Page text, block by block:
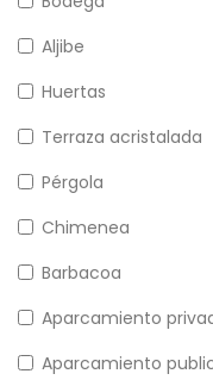
Aljibe
Huertas
Terraza acristalada
Pérgola
Chimenea
Barbacoa
Aparcamiento
Aparcamiento